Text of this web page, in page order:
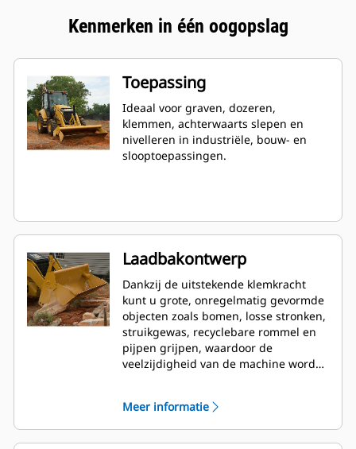
Kenmerken in één oogopslag
Toepassing
Ideaal voor graven, dozeren,
klemmen, achterwaarts slepen en
nivelleren in industriële, bouw- en
slooptoepassingen.
Laadbakontwerp
Dankzij de uitstekende klemkracht
kunt u grote, onregelmatig gevormde
objecten zoals bomen, losse stronken,
struikgewas, recyclebare rommel en
pijpen grijpen, waardoor de
veelzijdigheid van de machine wordt
Meer informatie